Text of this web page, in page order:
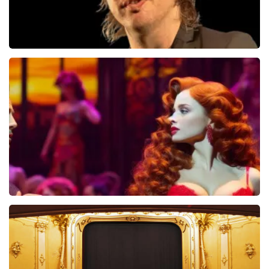
Jan Jaap Van Der Wal
49
BEKIJKEN
Pretty Woman
BEKIJKEN